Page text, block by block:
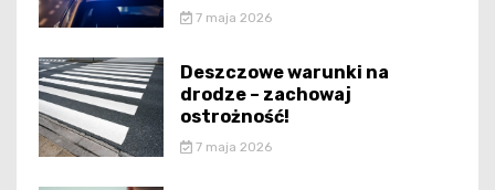
7 maja 2026
Deszczowe warunki na
drodze – zachowaj
ostrożność!
7 maja 2026